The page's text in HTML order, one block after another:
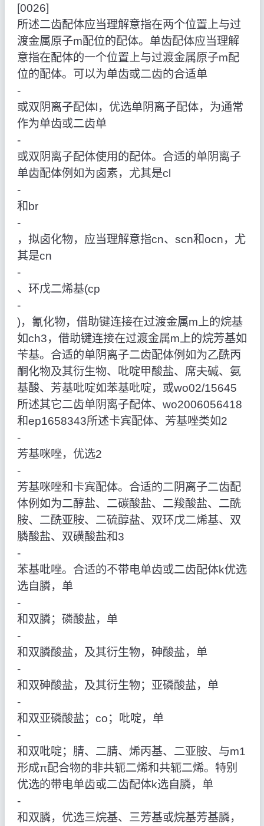
[0026]
所述二齿配体应当理解意指在两个位置上与过
渡金属原子m配位的配体。单齿配体应当理解
意指在配体的一个位置上与过渡金属原子m配
位的配体。可以为单齿或二齿的合适单
‑
或双阴离子配体l，优选单阴离子配体，为通常
作为单齿或二齿单
‑
或双阴离子配体使用的配体。合适的单阴离子
单齿配体例如为卤素，尤其是cl
‑
和br
‑
，拟卤化物，应当理解意指cn、scn和ocn，尤
其是cn
‑
、环戊二烯基(cp
‑
)，氰化物，借助键连接在过渡金属m上的烷基
如ch3，借助键连接在过渡金属m上的烷芳基如
苄基。合适的单阴离子二齿配体例如为乙酰丙
酮化物及其衍生物、吡啶甲酸盐、席夫碱、氨
基酸、芳基吡啶如苯基吡啶，或wo02/15645
所述其它二齿单阴离子配体、wo2006056418
和ep1658343所述卡宾配体、芳基唑类如2
‑
芳基咪唑，优选2
‑
芳基咪唑和卡宾配体。合适的二阴离子二齿配
体例如为二醇盐、二碳酸盐、二羧酸盐、二酰
胺、二酰亚胺、二硫醇盐、双环戊二烯基、双
膦酸盐、双磺酸盐和3
‑
苯基吡唑。合适的不带电单齿或二齿配体k优选
选自膦，单
‑
和双膦；磷酸盐，单
‑
和双膦酸盐，及其衍生物，砷酸盐，单
‑
和双砷酸盐，及其衍生物；亚磷酸盐，单
‑
和双亚磷酸盐；co；吡啶，单
‑
和双吡啶；腈、二腈、烯丙基、二亚胺、与m1
形成π配合物的非共轭二烯和共轭二烯。特别
优选的带电单齿或二齿配体k选自膦，单
‑
和双膦，优选三烷基、三芳基或烷基芳基膦，